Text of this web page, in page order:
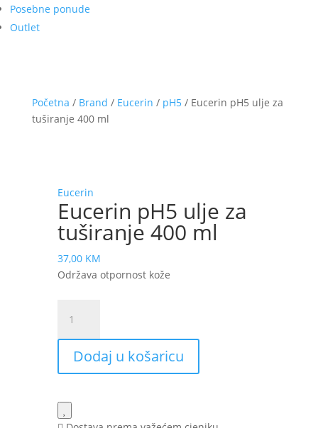
Posebne ponude
Outlet
Početna / Brand / Eucerin / pH5/ Eucerin pH5 ulje za
tuširanje 400 ml
Eucerin
Eucerin pH5 ulje za
tuširanje 400 ml
37,00 KM
Održava otpornost kože
pH5
ulje
tuširanje
ml
količina
Dodaj u košaricu